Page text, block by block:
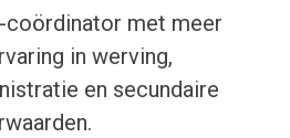
coördinator met meer
in werving,
en secundaire